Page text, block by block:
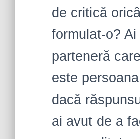
de critică
formulat-o?
parteneră
este
dacă
ai avut de a